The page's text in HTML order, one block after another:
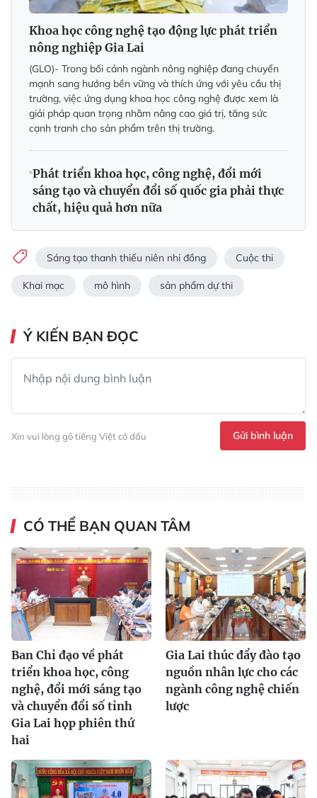
Khoa học công nghệ tạo động lực phát triển
nông nghiệp Gia Lai
(GLO)- Trong bối cảnh ngành nông nghiệp đang chuyển
mạnh sang hướng bền vững và thích ứng với yêu cầu thị
trường, việc ứng dụng khoa học công nghệ được xem là
giải pháp quan trọng nhằm nâng cao giá trị, tăng sức
cạnh tranh cho sản phẩm trên thị trường.
Phát triển khoa học, công nghệ, đổi mới
sáng tạo và chuyển đổi số quốc gia phải thực
chất, hiệu quả hơn nữa
Sáng tạo thanh thiếu niên nhi đồng Cuộc thi
Khai mạc mô hình sản phẩm dự thi
Ý KIẾN BẠN ĐỌC
Xin vui lòng gõ tiếng Việt có dấu Gửi bình luận
CÓ THỂ BẠN QUAN TÂM
Ban Chỉ đạo về phát
triển khoa học, công
nghệ, đổi mới sáng tạo
và chuyển đổi số tỉnh
Gia Lai họp phiên thứ
hai
Gia Lai thúc đẩy đào tạo
nguồn nhân lực cho các
ngành công nghệ chiến
lược